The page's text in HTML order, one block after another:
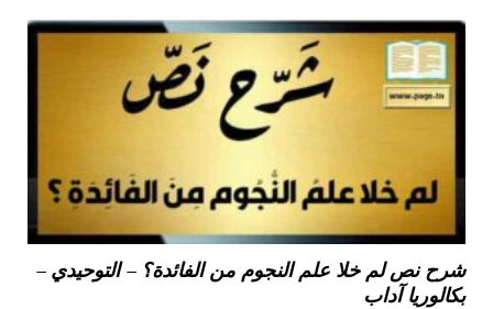
شرح نص لم خلا علم النجوم من الفائدة؟ – التوحيدي –
بكالوريا آداب